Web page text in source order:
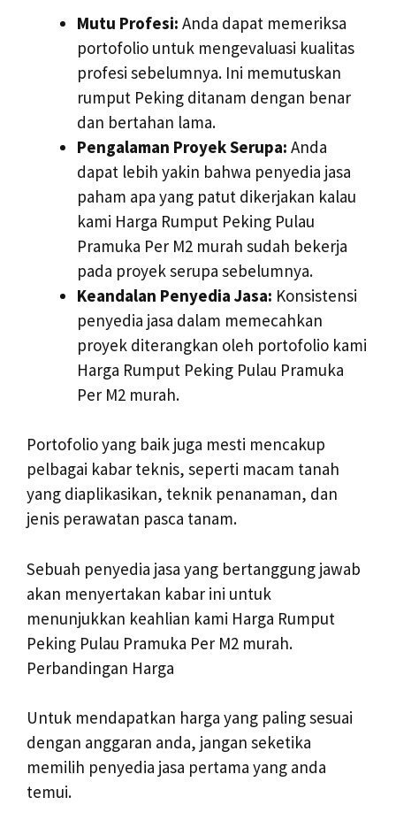
Mutu Profesi: Anda dapat memeriksa
portofolio untuk mengevaluasi kualitas
profesi sebelumnya. Ini memutuskan
rumput Peking ditanam dengan benar
dan bertahan lama.
Pengalaman Proyek Serupa: Anda
dapat lebih yakin bahwa penyedia jasa
paham apa yang patut dikerjakan kalau
kami Harga Rumput Peking Pulau
Pramuka Per M2 murah sudah bekerja
pada proyek serupa sebelumnya.
Keandalan Penyedia Jasa: Konsistensi
penyedia jasa dalam memecahkan
proyek diterangkan oleh portofolio kami
Harga Rumput Peking Pulau Pramuka
Per M2 murah.
Portofolio yang baik juga mesti mencakup
pelbagai kabar teknis, seperti macam tanah
yang diaplikasikan, teknik penanaman, dan
jenis perawatan pasca tanam.
Sebuah penyedia jasa yang bertanggung jawab
akan menyertakan kabar ini untuk
menunjukkan keahlian kami Harga Rumput
Peking Pulau Pramuka Per M2 murah.
Perbandingan Harga
Untuk mendapatkan harga yang paling sesuai
dengan anggaran anda, jangan seketika
memilih penyedia jasa pertama yang anda
temui.